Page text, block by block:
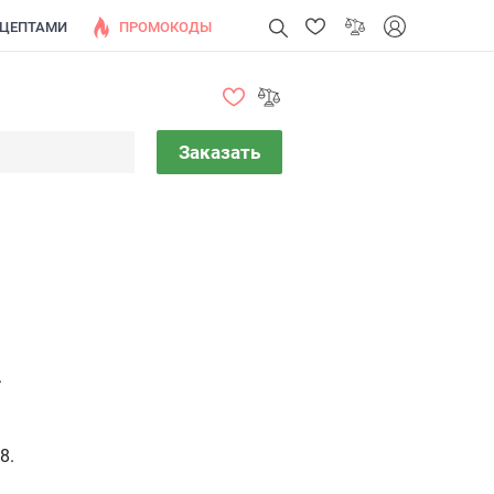
ПРОМОКОДЫ
Заказать